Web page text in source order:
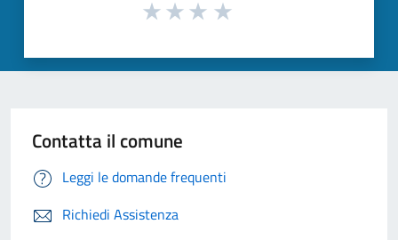
Contatta il comune
Leggi le domande frequenti
Richiedi Assistenza